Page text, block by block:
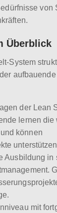
von
Überblick
System
aufbauende
der Lean
lernen die
können
Ausbildung in
mit